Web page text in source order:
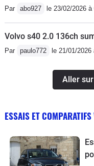
Par abo927 le 23/02/2026 à
Volvo s40 2.0 136ch
Par paulo772 le 21/01/2026
Aller
ESSAIS ET